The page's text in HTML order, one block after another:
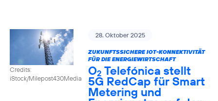
Credits:
iStock/Milepost430Media
28. Oktober 2025
ZUKUNFTSSICHERE IOT-KONNEKTIVITÄT
FÜR DIE ENERGIEWIRTSCHAFT
O2 Telefónica stellt
5G RedCap für Smart
Metering und